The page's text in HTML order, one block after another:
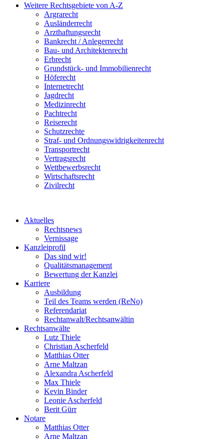
Weitere Rechtsgebiete von A-Z
Argrarecht
Ausländerrecht
Arzthaftungsrecht
Bankrecht / Anlegerrecht
Bau- und Architektenrecht
Erbrecht
Grundstück- und Immobilienrecht
Höferecht
Internetrecht
Jagdrecht
Medizinrecht
Pachtrecht
Reiserecht
Schutzrechte
Straf- und Ordnungswidrigkeitenrecht
Transportrecht
Vertragsrecht
Wettbewerbsrecht
Wirtschaftsrecht
Zivilrecht
Aktuelles
Rechtsnews
Vernissage
Kanzleiprofil
Das sind wir!
Qualitätsmanagement
Bewertung der Kanzlei
Karriere
Ausbildung
Teil des Teams werden (ReNo)
Referendariat
Rechtanwalt/Rechtsanwältin
Rechtsanwälte
Lutz Thiele
Christian Ascherfeld
Matthias Otter
Arne Maltzan
Alexandra Ascherfeld
Max Thiele
Kevin Binder
Leonie Ascherfeld
Berit Gürr
Notare
Matthias Otter
Arne Maltzan